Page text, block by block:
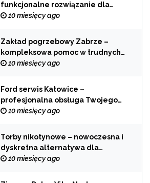
funkcjonalne rozwiązanie dla
każdej branży
10 miesięcy ago
Zakład pogrzebowy Zabrze –
kompleksowa pomoc w trudnych
chwilach
10 miesięcy ago
Ford serwis Katowice –
profesjonalna obsługa Twojego
samochodu
10 miesięcy ago
Torby nikotynowe – nowoczesna i
dyskretna alternatywa dla
tradycyjnego palenia
10 miesięcy ago